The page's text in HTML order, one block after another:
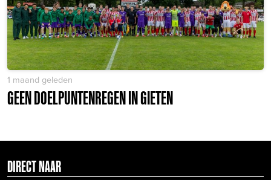
1 maand geleden
GEEN DOELPUNTENREGEN IN GIETEN
DIRECT NAAR